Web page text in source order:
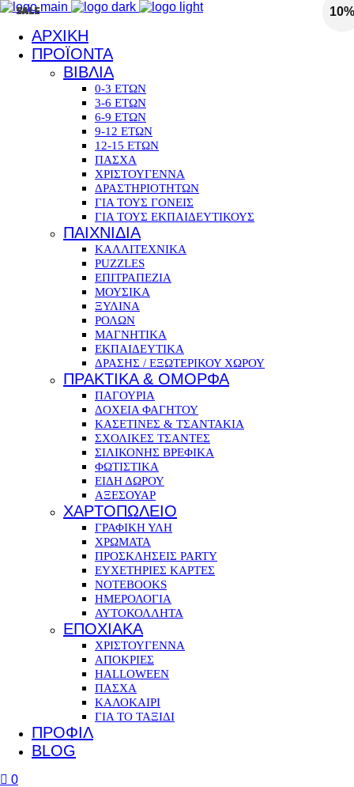
ΑΡΧΙΚΗ
ΠΡΟΪΟΝΤΑ
ΒΙΒΛΙΑ
0-3 ΕΤΩΝ
3-6 ΕΤΩΝ
6-9 ΕΤΩΝ
9-12 ΕΤΩΝ
12-15 ΕΤΩΝ
ΠΑΣΧΑ
ΧΡΙΣΤΟΥΓΕΝΝΑ
ΔΡΑΣΤΗΡΙΟΤΗΤΩΝ
ΓΙΑ ΤΟΥΣ ΓΟΝΕΙΣ
ΓΙΑ ΤΟΥΣ ΕΚΠΑΙΔΕΥΤΙΚΟΥΣ
ΠΑΙΧΝΙΔΙΑ
ΚΑΛΛΙΤΕΧΝΙΚΑ
PUZZLES
ΕΠΙΤΡΑΠΕΖΙΑ
ΜΟΥΣΙΚΑ
ΞΥΛΙΝΑ
ΡΟΛΩΝ
ΜΑΓΝΗΤΙΚΑ
ΕΚΠΑΙΔΕΥΤΙΚΑ
ΔΡΑΣΗΣ / ΕΞΩΤΕΡΙΚΟΥ ΧΩΡΟΥ
ΠΡΑΚΤΙΚΑ & ΟΜΟΡΦΑ
ΠΑΓΟΥΡΙΑ
ΔΟΧΕΙΑ ΦΑΓΗΤΟΥ
ΚΑΣΕΤΙΝΕΣ & ΤΣΑΝΤΑΚΙΑ
ΣΧΟΛΙΚΕΣ ΤΣΑΝΤΕΣ
ΣΙΛΙΚΟΝΗΣ ΒΡΕΦΙΚΑ
ΦΩΤΙΣΤΙΚΑ
ΕΙΔΗ ΔΩΡΟΥ
ΑΞΕΣΟΥΑΡ
ΧΑΡΤΟΠΩΛΕΙΟ
ΓΡΑΦΙΚΗ ΥΛΗ
ΧΡΩΜΑΤΑ
ΠΡΟΣΚΛΗΣΕΙΣ PARTY
ΕΥΧΕΤΗΡΙΕΣ ΚΑΡΤΕΣ
NOTEBOOKS
ΗΜΕΡΟΛΟΓΙΑ
ΑΥΤΟΚΟΛΛΗΤΑ
ΕΠΟΧΙΑΚΑ
ΧΡΙΣΤΟΥΓΕΝΝΑ
ΑΠΟΚΡΙΕΣ
HALLOWEEN
ΠΑΣΧΑ
ΚΑΛΟΚΑΙΡΙ
ΓΙΑ ΤΟ ΤΑΞΙΔΙ
ΠΡΟΦΙΛ
BLOG
0
SALE
SALE 10%
SALE 10%
SALE 10%
SALE 10%
SALE 10%
SALE 10%
SALE 10%
SALE 10%